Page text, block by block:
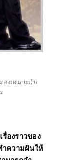
องเหมาะกับ
รื่องราวของ
ำความฝันให้